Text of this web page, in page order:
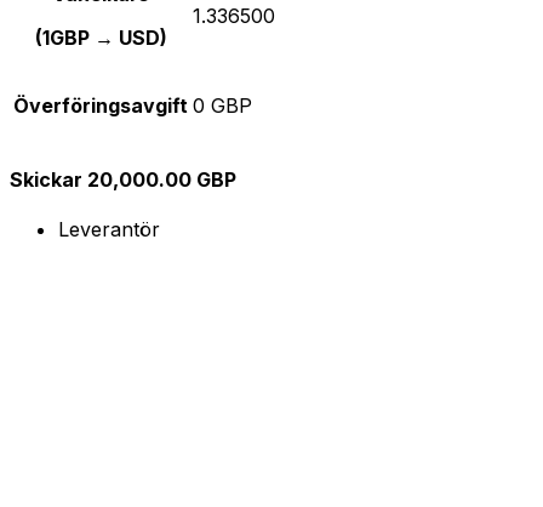
(1GBP → USD)
1.336500
Överföringsavgift 0 GBP
Skickar 20,000.00 GBP
Leverantör